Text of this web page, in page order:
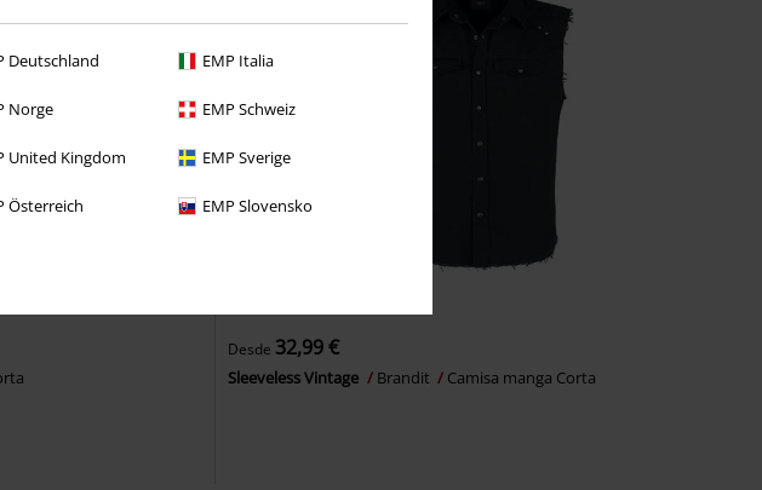
Deutschland EMP Italia
Norge EMP Schweiz
United Kingdom EMP Sverige
Österreich EMP Slovensko
Desde 32,99 €
Sleeveless Vintage Brandit Camisa manga Corta